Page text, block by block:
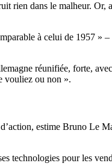
rien dans le malheur. Or,
à celui de 1957 »
réunifiée, forte,
vouliez ou non ».
estime Bruno Le
technologies pour les